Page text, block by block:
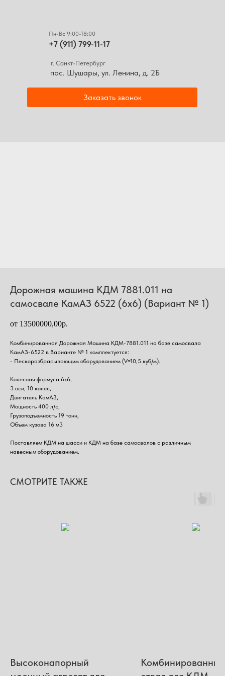
+7 (911) 799-11-17
Пн-Вс 9:00-18:00
Заказать звонок
пос. Шушары, ул. Ленина, д. 2Б
г. Санкт-Петербург
Дорожная машина КДМ 7881.011 на
самосвале КамАЗ 6522 (6х6) (Вариант № 1)
от 13500000,00р.
Комбинированная Дорожная Машина КДМ-7881.011 на базе самосвала
КамАЗ-6522 в Варианте № 1 комплектуется:
- Пескоразбрасывающим оборудованием (V=10,5 куб/м).
Колесная формула 6х6,
3 оси, 10 колес,
Двигатель КамАЗ,
Мощность 400 л/с,
Грузоподъемность 19 тонн,
Объем кузова 16 м3
Поставляем КДМ на шасси и КДМ на базе самосвалов с различным
навесным оборудованием.
СМОТРИТЕ ТАКЖЕ
Высоконапорный
Комбинированный